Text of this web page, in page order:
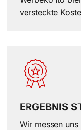
versteckte
ERGEBNIS
Wir messen